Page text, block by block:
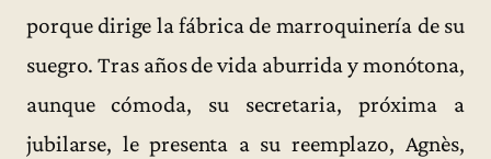
porque dirige la fábrica de marroquinería de su
suegro. Tras años de vida aburrida y monótona,
aunque cómoda, su secretaria, próxima a
jubilarse, le presenta a su reemplazo, Agnès,